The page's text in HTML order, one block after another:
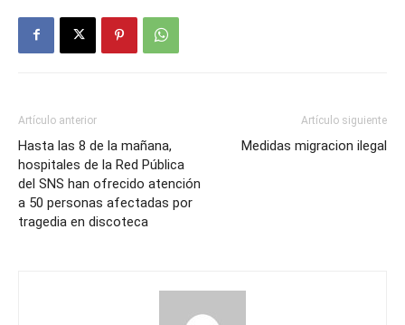
Artículo anterior
Hasta las 8 de la mañana,
hospitales de la Red Pública
del SNS han ofrecido atención
a 50 personas afectadas por
tragedia en discoteca
Artículo siguiente
Medidas migracion ilegal